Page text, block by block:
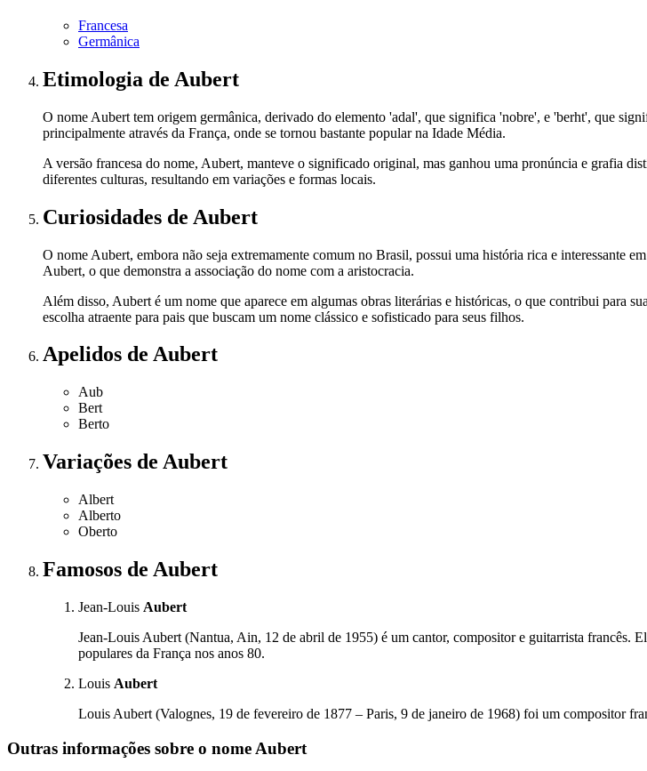
Francesa
Germânica
Etimologia de Aubert
O nome Aubert tem origem germânica, derivado do elemento 'adal', que significa 'nobre', e 'berht', que
principalmente através da França, onde se tornou bastante popular na Idade Média.
A versão francesa do nome, Aubert, manteve o significado original, mas ganhou uma pronúncia e grafia
diferentes culturas, resultando em variações e formas locais.
Curiosidades de Aubert
O nome Aubert, embora não seja extremamente comum no Brasil, possui uma história rica e interessante
Aubert, o que demonstra a associação do nome com a aristocracia.
Além disso, Aubert é um nome que aparece em algumas obras literárias e históricas, o que contribui para
escolha atraente para pais que buscam um nome clássico e sofisticado para seus filhos.
Apelidos de Aubert
Aub
Bert
Berto
Variações de Aubert
Albert
Alberto
Oberto
Famosos de Aubert
Jean-Louis Aubert
Jean-Louis Aubert (Nantua, Ain, 12 de abril de 1955) é um cantor, compositor e guitarrista francês.
populares da França nos anos 80.
Louis Aubert
Louis Aubert (Valognes, 19 de fevereiro de 1877 – Paris, 9 de janeiro de 1968) foi um compositor
Outras informações sobre o nome Aubert